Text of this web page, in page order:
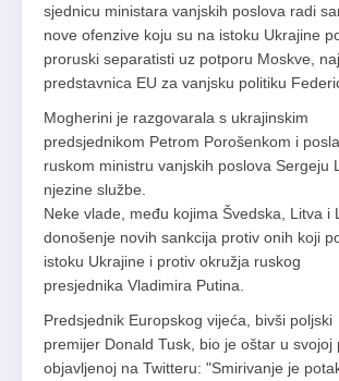
sjednicu ministara vanjskih poslova radi
nove ofenzive koju su na istoku Ukrajine
proruski separatisti uz potporu Moskve,
predstavnica EU za vanjsku politiku
Mogherini je razgovarala s ukrajinskim
predsjednikom Petrom Porošenkom i
ruskom ministru vanjskih poslova Sergeju
njezine službe.
Neke vlade, među kojima Švedska, Litva i
donošenje novih sankcija protiv onih koji
istoku Ukrajine i protiv okružja ruskog
presjednika Vladimira Putina.
Predsjednik Europskog vijeća, bivši poljski
premijer Donald Tusk, bio je oštar u svojoj
objavljenoj na Twitteru: "Smirivanje je